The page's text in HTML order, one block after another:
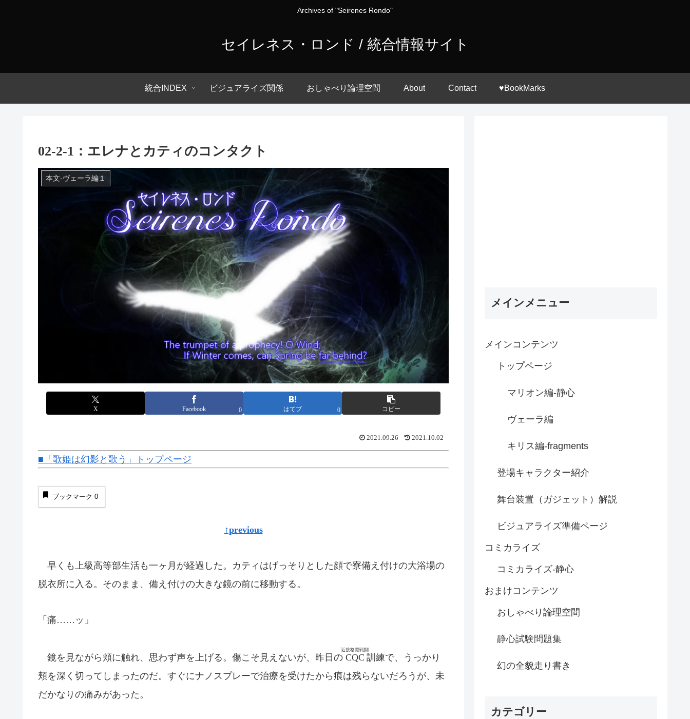
Archives of "Seirenes Rondo"
セイレネス・ロンド / 統合情報サイト
統合INDEX ビジュアライズ関係 おしゃべり論理空間 About Contact ♥BookMarks
02-2-1：エレナとカティのコンタクト
本文-ヴェーラ編１
X Facebook 0 はてブ 0 コピー
2021.09.26 2021.10.02
■「歌姫は幻影と歌う」トップページ
ブックマーク 0
↑previous
早くも上級高等部生活も一ヶ月が経過した。カティはげっそりとした顔で寮備え付けの大浴場の
脱衣所に入る。そのまま、備え付けの大きな鏡の前に移動する。
「痛……ッ」
鏡を見ながら頬に触れ、思わず声を上げる。傷こそ見えないが、昨日の CQC
近接格闘戦闘
訓練で、うっかり
頬を深く切ってしまったのだ。すぐにナノスプレーで治療を受けたから痕は残らないだろうが、未
だかなりの痛みがあった。
メインメニュー
メインコンテンツ
トップページ
マリオン編-静心
ヴェーラ編
キリス編-fragments
登場キャラクター紹介
舞台装置（ガジェット）解説
ビジュアライズ準備ページ
コミカライズ
コミカライズ-静心
おまけコンテンツ
おしゃべり論理空間
静心試験問題集
幻の全貌走り書き
カテゴリー